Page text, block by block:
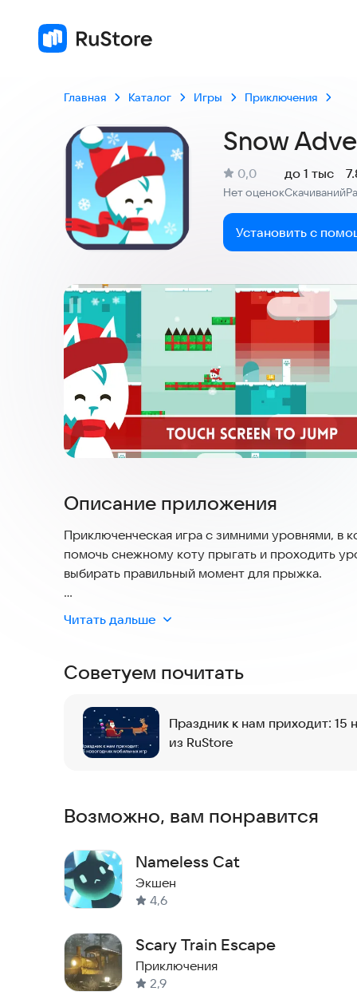
Главная Каталог Игры Приключения
Snow
Рейтинг:
0,0
Нет оценокСкачиваний
до 1 тыс
Установить с
Скриншоты
Описание приложения
Приключенческая игра с зимними уровнями, в
помочь снежному коту прыгать и проходить
выбирать правильный момент для прыжка.
Эта игра предлагает безопасный и удобный
можете наслаждаться зимней атмосферой в
интуитивно понятному дизайну, который
инструкций.
Вам предстоит управлять очаровательным
заснеженных трассах. Главное правило —
Игра тренирует ваши рефлексы и учит
координацию и скорость реакции в приятной
Попробуйте игру прямо сейчас и проверьте
Читать дальше
Советуем почитать
Праздник к нам приходит: 15
из RuStore
Возможно, вам понравится
Nameless Cat
Экшен
4,6
Scary Train Escape
Приключения
2,9